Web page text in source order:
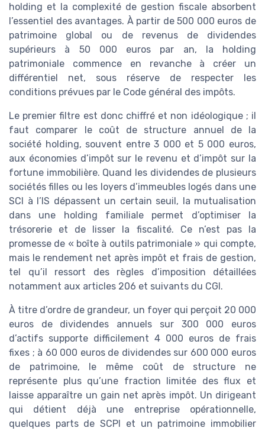
holding et la complexité de gestion fiscale absorbent
l’essentiel des avantages. À partir de 500 000 euros de
patrimoine global ou de revenus de dividendes
supérieurs à 50 000 euros par an, la holding
patrimoniale commence en revanche à créer un
différentiel net, sous réserve de respecter les
conditions prévues par le Code général des impôts.
Le premier filtre est donc chiffré et non idéologique ; il
faut comparer le coût de structure annuel de la
société holding, souvent entre 3 000 et 5 000 euros,
aux économies d’impôt sur le revenu et d’impôt sur la
fortune immobilière. Quand les dividendes de plusieurs
sociétés filles ou les loyers d’immeubles logés dans une
SCI à l’IS dépassent un certain seuil, la mutualisation
dans une holding familiale permet d’optimiser la
trésorerie et de lisser la fiscalité. Ce n’est pas la
promesse de « boîte à outils patrimoniale » qui compte,
mais le rendement net après impôt et frais de gestion,
tel qu’il ressort des règles d’imposition détaillées
notamment aux articles 206 et suivants du CGI.
À titre d’ordre de grandeur, un foyer qui perçoit 20 000
euros de dividendes annuels sur 300 000 euros
d’actifs supporte difficilement 4 000 euros de frais
fixes ; à 60 000 euros de dividendes sur 600 000 euros
de patrimoine, le même coût de structure ne
représente plus qu’une fraction limitée des flux et
laisse apparaître un gain net après impôt. Un dirigeant
qui détient déjà une entreprise opérationnelle,
quelques parts de SCPI et un patrimoine immobilier